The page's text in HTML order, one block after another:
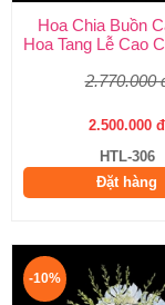
Hoa Chia Buồn
Hoa Tang Lễ Cao
2.770.000
2.500.000 đ
HTL-306
Đặt hàng
-10%